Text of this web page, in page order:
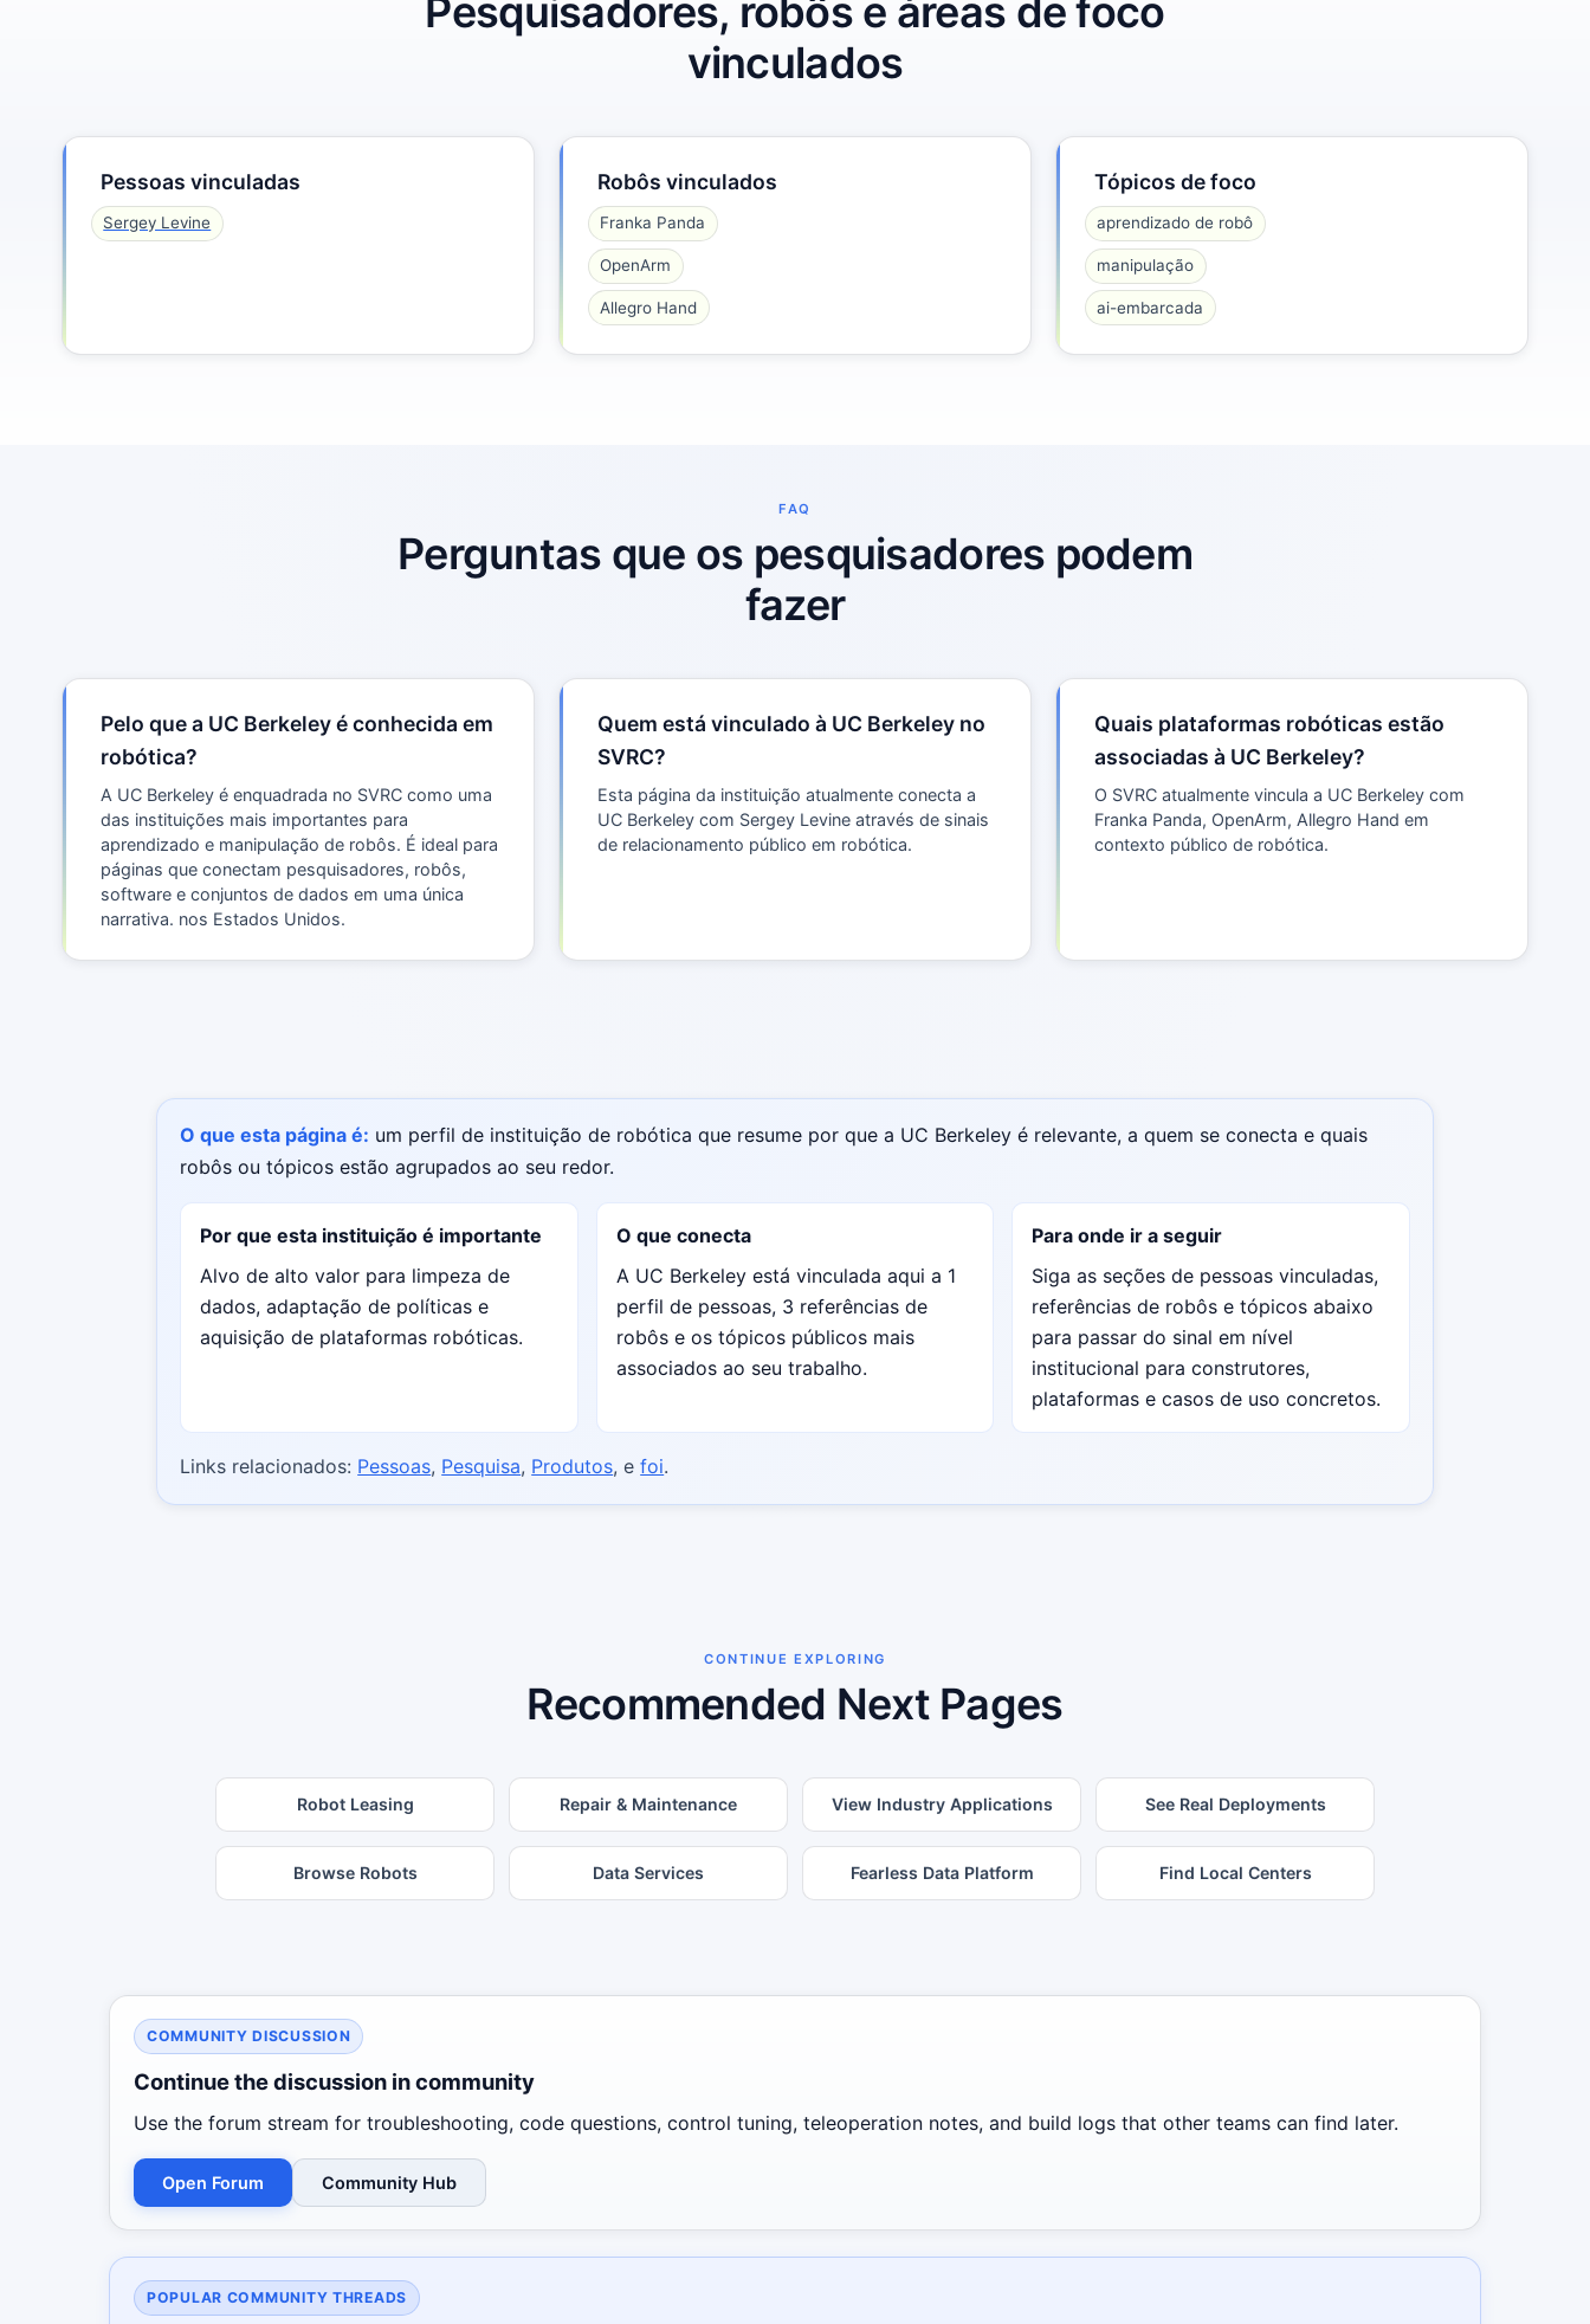
Pesquisadores, robôs e áreas de foco
vinculados
Pessoas vinculadas
Sergey Levine
Robôs vinculados
Franka Panda
OpenArm
Allegro Hand
Tópicos de foco
aprendizado de robô
manipulação
ai-embarcada
FAQ
Perguntas que os pesquisadores podem
fazer
Pelo que a UC Berkeley é conhecida em
robótica?
A UC Berkeley é enquadrada no SVRC como uma
das instituições mais importantes para
aprendizado e manipulação de robôs. É ideal para
páginas que conectam pesquisadores, robôs,
software e conjuntos de dados em uma única
narrativa. nos Estados Unidos.
Quem está vinculado à UC Berkeley no
SVRC?
Esta página da instituição atualmente conecta a
UC Berkeley com Sergey Levine através de sinais
de relacionamento público em robótica.
Quais plataformas robóticas estão
associadas à UC Berkeley?
O SVRC atualmente vincula a UC Berkeley com
Franka Panda, OpenArm, Allegro Hand em
contexto público de robótica.
O que esta página é: um perfil de instituição de robótica que resume por que a UC Berkeley é relevante, a quem se conecta e quais
robôs ou tópicos estão agrupados ao seu redor.
Por que esta instituição é importante
Alvo de alto valor para limpeza de
dados, adaptação de políticas e
aquisição de plataformas robóticas.
O que conecta
A UC Berkeley está vinculada aqui a 1
perfil de pessoas, 3 referências de
robôs e os tópicos públicos mais
associados ao seu trabalho.
Para onde ir a seguir
Siga as seções de pessoas vinculadas,
referências de robôs e tópicos abaixo
para passar do sinal em nível
institucional para construtores,
plataformas e casos de uso concretos.
Links relacionados: Pessoas, Pesquisa, Produtos, efoi.
CONTINUE EXPLORING
Recommended Next Pages
Robot Leasing Repair & Maintenance View Industry Applications See Real Deployments
Browse Robots Data Services Fearless Data Platform Find Local Centers
COMMUNITY DISCUSSION
Continue the discussion in community
Use the forum stream for troubleshooting, code questions, control tuning, teleoperation notes, and build logs that other teams can find later.
Open Forum Community Hub
POPULAR COMMUNITY THREADS